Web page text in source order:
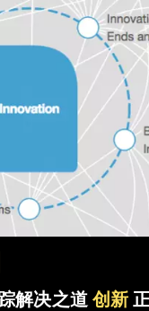
解决之道 创新